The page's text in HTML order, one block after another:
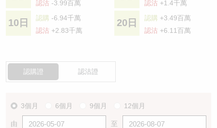
認沽 -3.99百萬
認沽 +1.4千萬
10日 認購 -6.94千萬
認沽 +2.83千萬
20日 認購 +3.49百萬
認沽 +6.11百萬
認購證 認沽證
3個月 6個月 9個月 12個月
由 至